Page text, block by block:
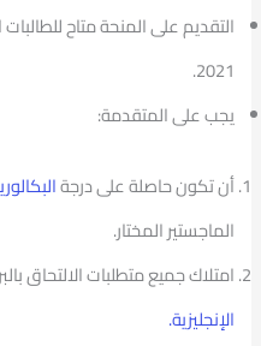
التقديم على المنحة متاح
2021.
يجب على المتقدمة:
أن تكون حاصلة على درجة
الماجستير المختار.
امتلاك جميع متطلبات الالتحاق
الإنجليزية.